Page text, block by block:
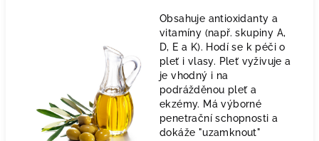
Obsahuje antioxidanty a
vitamíny (např. skupiny A,
D, E a K). Hodí se k péči o
pleť i vlasy. Pleť vyživuje a
je vhodný i na
podrážděnou pleť a
ekzémy. Má výborné
penetrační schopnosti a
dokáže "uzamknout"